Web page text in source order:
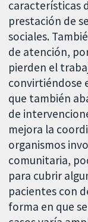
características
prestación de
sociales.
de atención,
pierden el
convirtiéndose
que también
de
mejora la
organismos
comunitaria,
para cubrir
pacientes con
forma en que